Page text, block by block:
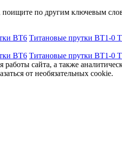
поищите по другим ключевым
ВТ6 Титановые прутки ВТ1-0
ВТ6 Титановые прутки ВТ1-0
сайта, а также
от необязательных cookie.